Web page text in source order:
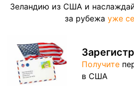
Зеландию из США и
за рубежа уже
Получите
в США